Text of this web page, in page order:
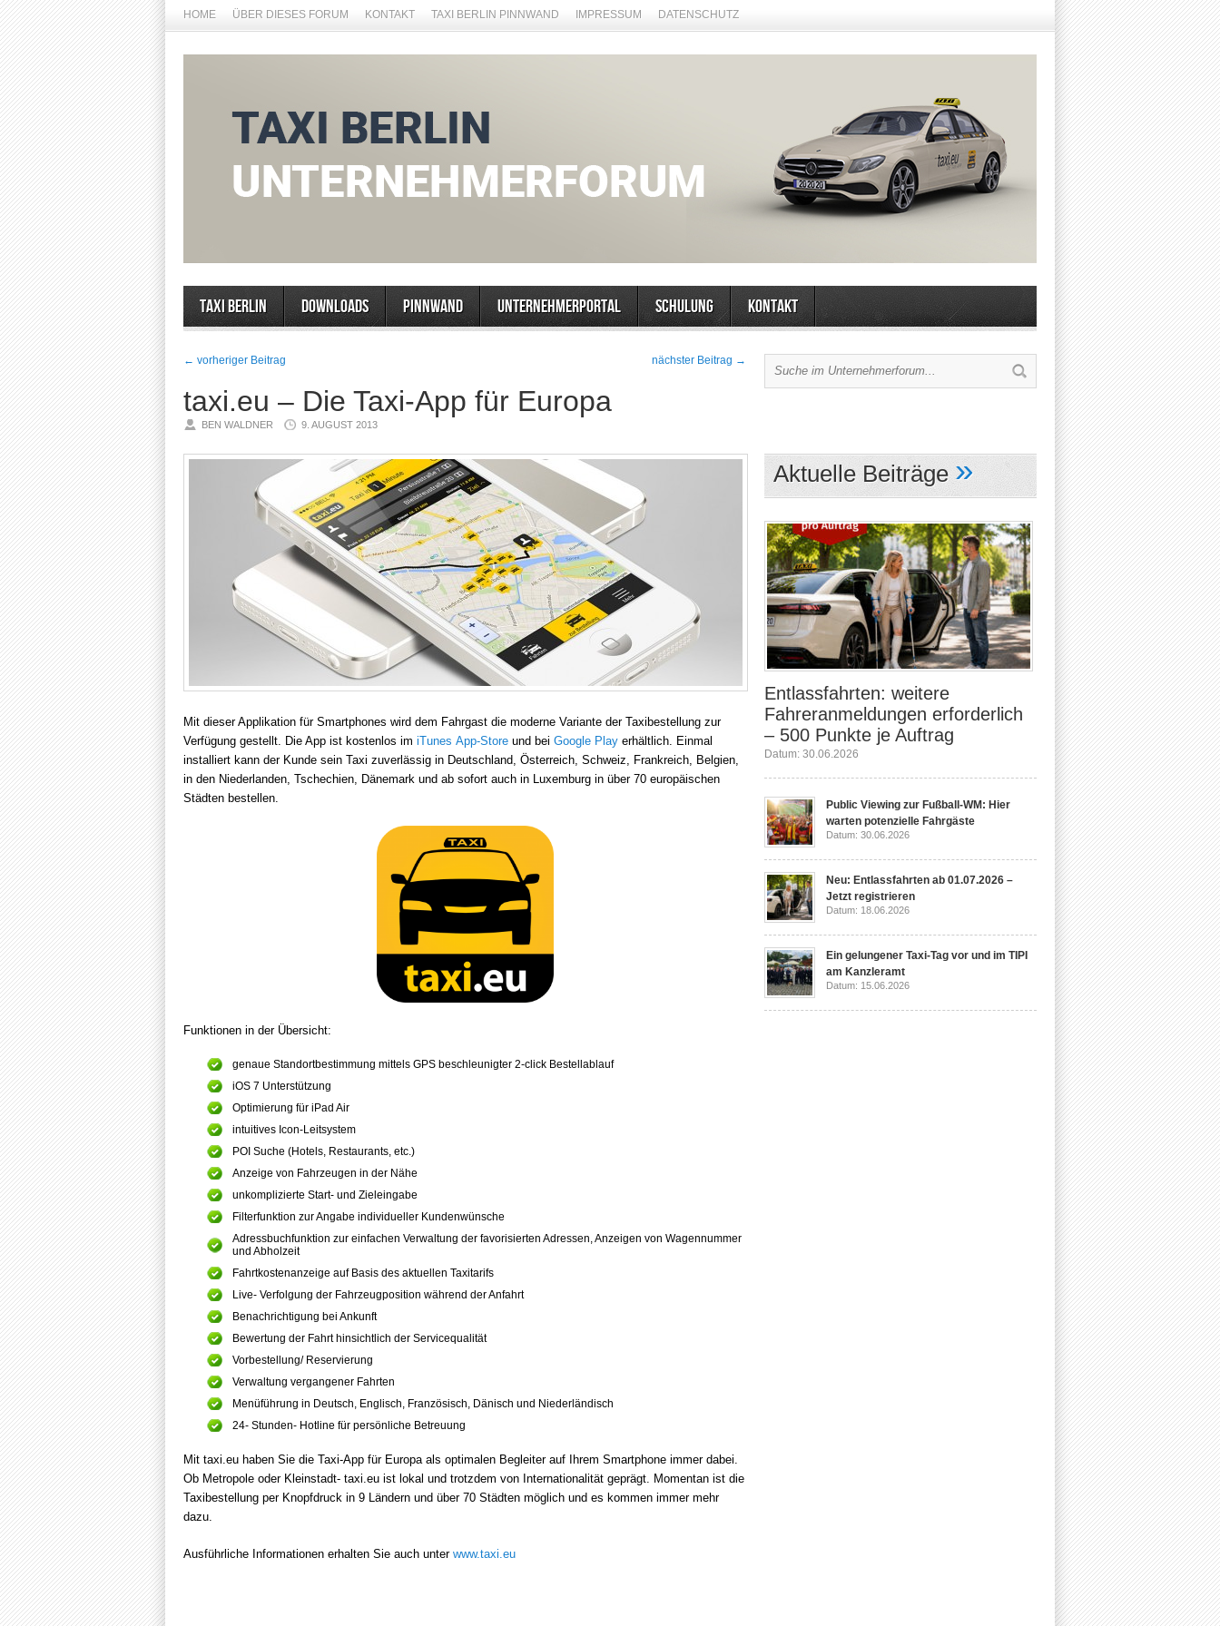
HOME ÜBER DIESES FORUM KONTAKT TAXI BERLIN PINNWAND IMPRESSUM DATENSCHUTZ
Taxi Berlin Downloads Pinnwand Unternehmerportal Schulung Kontakt
← vorheriger Beitrag nächster Beitrag →
taxi.eu – Die Taxi-App für Europa
BEN WALDNER 9. AUGUST 2013
Mit dieser Applikation für Smartphones wird dem Fahrgast die moderne Variante der Taxibestellung zur
Verfügung gestellt. Die App ist kostenlos im iTunes App-Store und bei Google Play erhältlich. Einmal
installiert kann der Kunde sein Taxi zuverlässig in Deutschland, Österreich, Schweiz, Frankreich, Belgien,
in den Niederlanden, Tschechien, Dänemark und ab sofort auch in Luxemburg in über 70 europäischen
Städten bestellen.
Funktionen in der Übersicht:
genaue Standortbestimmung mittels GPS beschleunigter 2-click Bestellablauf
iOS 7 Unterstützung
Optimierung für iPad Air
intuitives Icon-Leitsystem
POI Suche (Hotels, Restaurants, etc.)
Anzeige von Fahrzeugen in der Nähe
unkomplizierte Start- und Zieleingabe
Filterfunktion zur Angabe individueller Kundenwünsche
Adressbuchfunktion zur einfachen Verwaltung der favorisierten Adressen, Anzeigen von Wagennummer
und Abholzeit
Fahrtkostenanzeige auf Basis des aktuellen Taxitarifs
Live- Verfolgung der Fahrzeugposition während der Anfahrt
Benachrichtigung bei Ankunft
Bewertung der Fahrt hinsichtlich der Servicequalität
Vorbestellung/ Reservierung
Verwaltung vergangener Fahrten
Menüführung in Deutsch, Englisch, Französisch, Dänisch und Niederländisch
24- Stunden- Hotline für persönliche Betreuung
Mit taxi.eu haben Sie die Taxi-App für Europa als optimalen Begleiter auf Ihrem Smartphone immer dabei.
Ob Metropole oder Kleinstadt- taxi.eu ist lokal und trotzdem von Internationalität geprägt. Momentan ist die
Taxibestellung per Knopfdruck in 9 Ländern und über 70 Städten möglich und es kommen immer mehr
dazu.
Ausführliche Informationen erhalten Sie auch unter www.taxi.eu
Aktuelle Beiträge »
Entlassfahrten: weitere
Fahreranmeldungen erforderlich
– 500 Punkte je Auftrag
Datum: 30.06.2026
Public Viewing zur Fußball-WM: Hier
warten potenzielle Fahrgäste
Datum: 30.06.2026
Neu: Entlassfahrten ab 01.07.2026 –
Jetzt registrieren
Datum: 18.06.2026
Ein gelungener Taxi-Tag vor und im TIPI
am Kanzleramt
Datum: 15.06.2026